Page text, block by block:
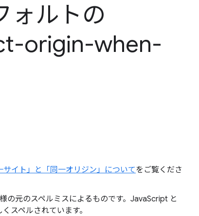
ォルトの
origin-when-
サイト」と「同一オリジン」についてをご覧くださ
の元のスペルミスによるものです。JavaScript と
スペルされています。